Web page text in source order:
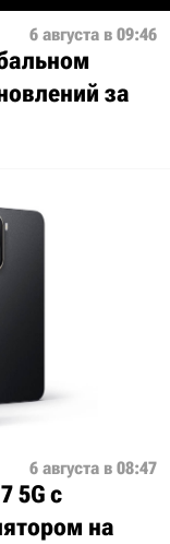
6 августа в 09:46
за
6 августа в 08:47
5G с
на